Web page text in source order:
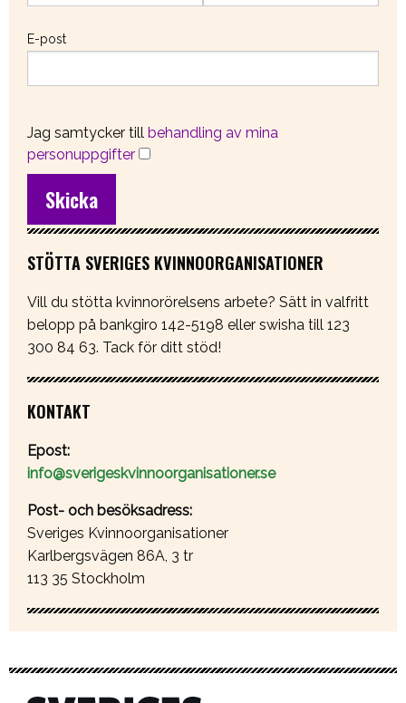
E-post
Jag samtycker till behandling av mina
personuppgifter
STÖTTA SVERIGES KVINNOORGANISATIONER
Vill du stötta kvinnorörelsens arbete? Sätt in valfritt
belopp på bankgiro 142-5198 eller swisha till 123
300 84 63. Tack för ditt stöd!
KONTAKT
Epost:
info@sverigeskvinnoorganisationer.se
Post- och besöksadress:
Sveriges Kvinnoorganisationer
Karlbergsvägen 86A, 3 tr
113 35 Stockholm